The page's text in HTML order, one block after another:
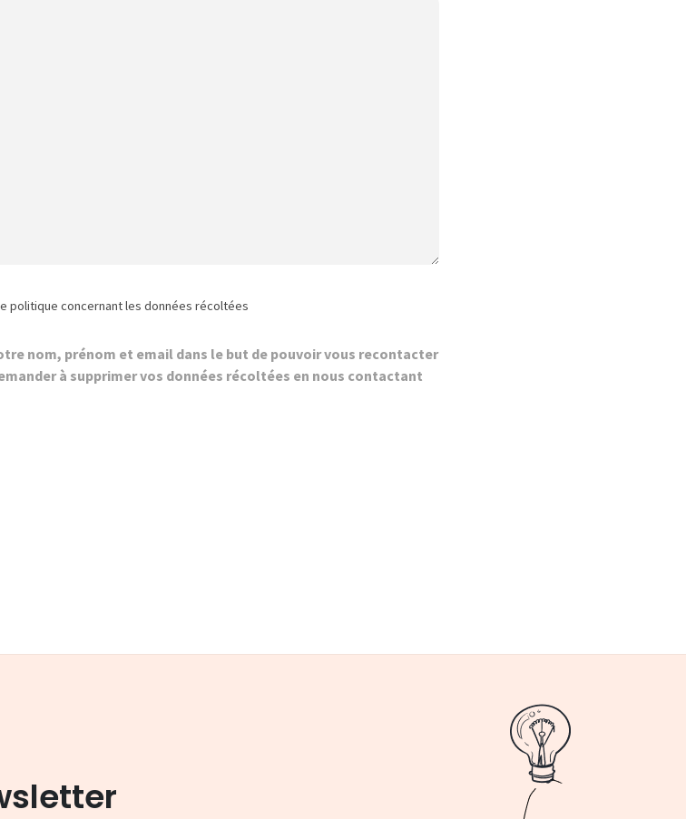
politique concernant les données récoltées
nom, prénom et email dans le but de pouvoir vous recontacter
à supprimer vos données récoltées en nous contactant